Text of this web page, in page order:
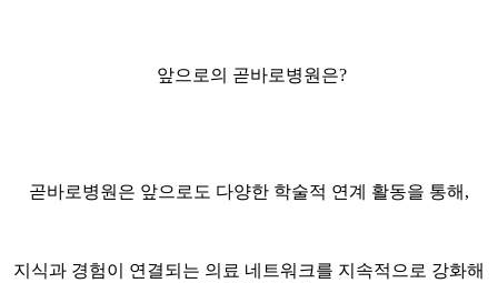
앞으로의 곧바로병원은?
곧바로병원은 앞으로도 다양한 학술적 연계 활동을 통해,
지식과 경험이 연결되는 의료 네트워크를 지속적으로 강화해